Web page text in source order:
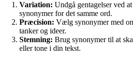
Variation: Undgå gentagelser ved
synonymer for det samme ord.
Præcision: Vælg synonymer med
tanker og ideer.
Stemning: Brug synonymer til at
eller tone i din tekst.